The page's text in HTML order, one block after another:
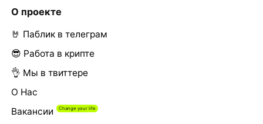
О проекте
🤘 Паблик в телеграм
😎 Работа в крипте
👌 Мы в твиттере
О Нас
Вакансии